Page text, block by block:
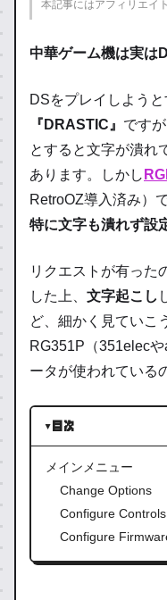
本記事にはアフィリエイ
中華ゲーム機は実は
DSをプレイしよう
『DRASTIC』 です
とすると文字が潰れ
あります。しかし
RetroOZ導入済み）
特に文字も潰れず設
リクエストが有った
した上、 文字起こし
ど、細かく見ていこ
RG351P（351elec
ータが使われている
目次
メインメニュー
Change Options
Configure Controls
Configure